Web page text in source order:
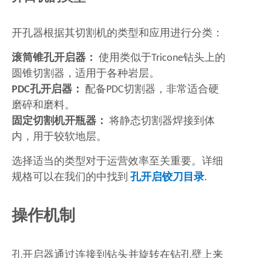
开孔器根据其切割机的类型和应用进行分类：
滚筒锥孔开启器： 使用类似于Tricone钻头上的
圆锥切割器，适用于各种岩层。
PDC孔开启器：
配备PDC切割器，非常适合硬
磨碎和磨料。
固定切割机开瓶器： 将静态切割器焊接到体
内，用于较软地层。
选择适当的类型对于运营效率至关重要。详细
规格可以在我们的中找到 孔开启铰刀目录.
操作机制
孔开启器通过连接到钻头并旋转在钻孔壁上来